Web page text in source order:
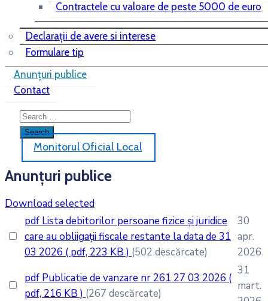
Contractele cu valoare de peste 5000 de euro
Declarații de avere si interese
Formulare tip
Anunțuri publice
Contact
Monitorul Oficial Local
Anunțuri publice
Download selected
pdf Lista debitorilor persoane fizice și juridice
care au obliigații fiscale restante la data de 31
03 2026 ( pdf, 223 KB ) (502 descărcate)
30
apr.
2026
pdf Publicatie de vanzare nr 261 27 03 2026 (
pdf, 216 KB ) (267 descărcate)
31
mart.